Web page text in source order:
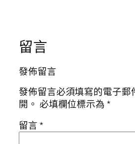
留言
發佈留言
發佈留言必須填寫的電子郵
開。 必填欄位標示為*
留言*